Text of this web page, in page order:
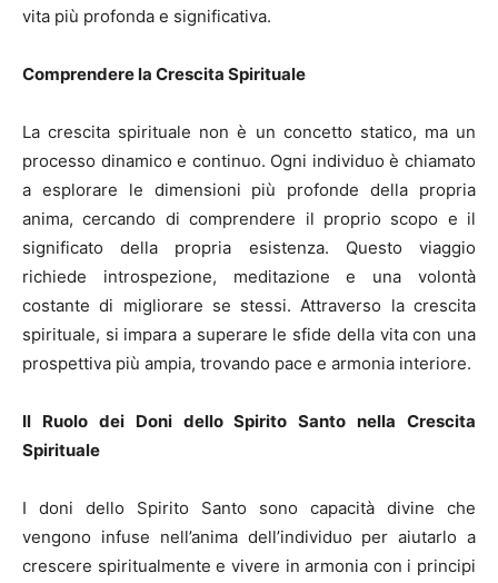
vita più profonda e significativa.
Comprendere la Crescita Spirituale
La crescita spirituale non è un concetto statico, ma un
processo dinamico e continuo. Ogni individuo è chiamato
a esplorare le dimensioni più profonde della propria
anima, cercando di comprendere il proprio scopo e il
significato della propria esistenza. Questo viaggio
richiede introspezione, meditazione e una volontà
costante di migliorare se stessi. Attraverso la crescita
spirituale, si impara a superare le sfide della vita con una
prospettiva più ampia, trovando pace e armonia interiore.
Il Ruolo dei Doni dello Spirito Santo nella Crescita
Spirituale
I doni dello Spirito Santo sono capacità divine che
vengono infuse nell’anima dell’individuo per aiutarlo a
crescere spiritualmente e vivere in armonia con i principi